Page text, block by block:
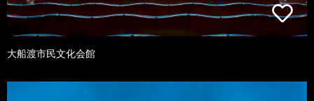
大船渡市民文化会館